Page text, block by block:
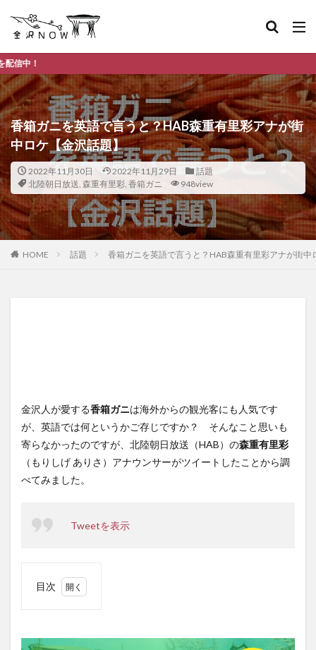
香箱ガニを英語で言うと？HAB森重有里彩アナが街
中ロケ【金沢話題】
2022年11月30日 2022年11月29日
話題
北陸朝日放送, 森重有里彩, 香箱ガニ 948view
HOME 話題 香箱ガニを英語で言うと？HAB森重有里彩アナが街中
金沢人が愛する香箱ガニは海外からの観光客にも人気です
が、英語では何というかご存じですか？ そんなこと思いも
寄らなかったのですが、北陸朝日放送（HAB）の森重有里彩
（もりしげ ありさ）アナウンサーがツイートしたことから調
べてみました。
Tweetを表示
目次
香箱